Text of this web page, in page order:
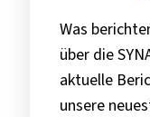
Was
über die
aktuelle
unsere